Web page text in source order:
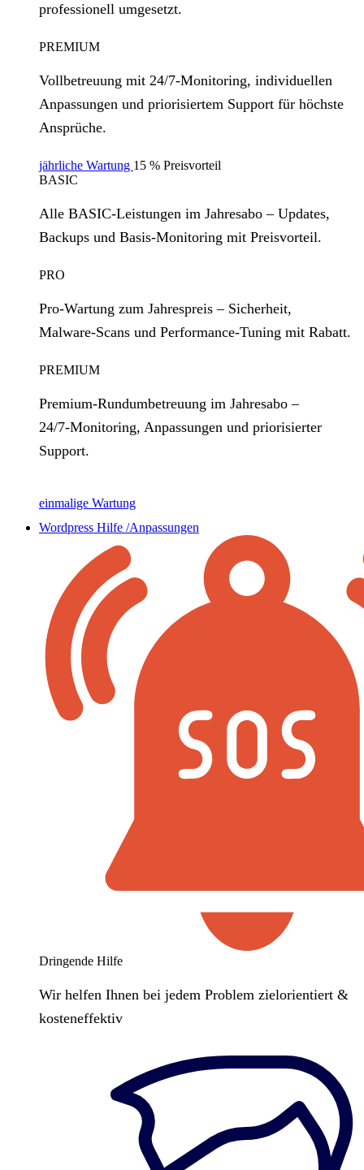
professionell umgesetzt.
PREMIUM
Vollbetreuung mit 24/7‑Monitoring, individuellen
Anpassungen und priorisiertem Support für höchste
Ansprüche.
jährliche Wartung 15 % Preisvorteil
BASIC
Alle BASIC‑Leistungen im Jahresabo – Updates,
Backups und Basis‑Monitoring mit Preisvorteil.
PRO
Pro‑Wartung zum Jahrespreis – Sicherheit,
Malware‑Scans und Performance‑Tuning mit Rabatt.
PREMIUM
Premium‑Rundumbetreuung im Jahresabo –
24/7‑Monitoring, Anpassungen und priorisierter
Support.
einmalige Wartung
Wordpress Hilfe /Anpassungen
Dringende Hilfe
Wir helfen Ihnen bei jedem Problem zielorientiert &
kosteneffektiv